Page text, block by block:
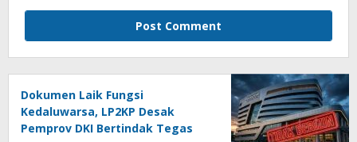
Dokumen Laik Fungsi
Kedaluwarsa, LP2KP Desak
Pemprov DKI Bertindak Tegas